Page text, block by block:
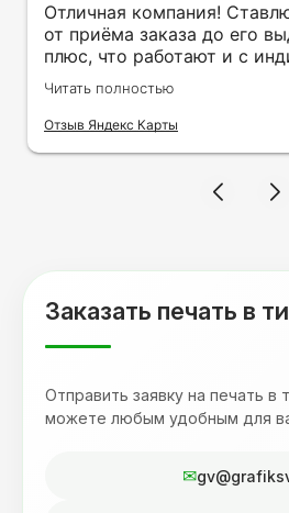
Отличная компания!
от приёма заказа до его
плюс, что работают и с
заказами. Нелбходимо
на кружку в подарок.
оперативно и ооочень
терпеливость, отвечала
Читать полностью
Отзыв Яндекс Карты
Заказать печать в
Отправить заявку на печать в
можете любым удобным для